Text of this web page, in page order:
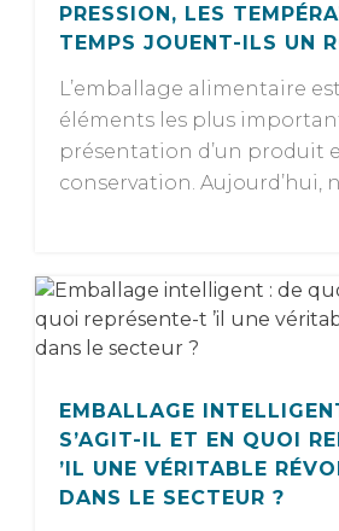
PRESSION, LES
TEMPS JOUENT-ILS UN
L’emballage alimentaire
éléments les plus
présentation d’un produit
conservation. Aujourd’hui,
EMBALLAGE
S’AGIT-IL ET EN QUOI
’IL UNE VÉRITABLE
DANS LE SECTEUR ?